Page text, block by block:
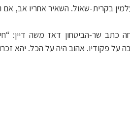
בקרית-שאול. השאיר אחריו אב, אם
כתב שר-הביטחון דאז משה דיין:
על פקודיו. אהוב היה על הכל. יהא